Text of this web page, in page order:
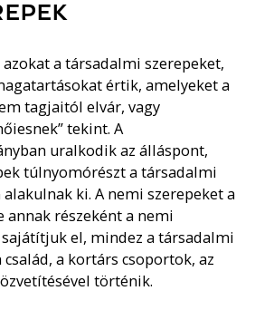
a társadalmi szerepeket,
értik, amelyeket a
tagjaitól elvár, vagy
tekint. A
uralkodik az álláspont,
túlnyomórészt a társadalmi
ki. A nemi szerepeket a
annak részeként a nemi
el, mindez a társadalmi
a kortárs csoportok, az
történik.